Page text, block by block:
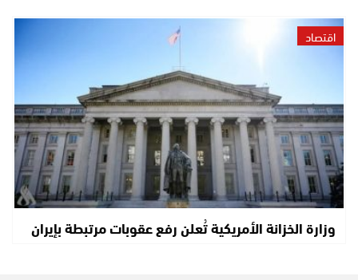
اقتصاد
وزارة الخزانة الأمريكية تُعلن رفع عقوبات مرتبطة بإيران